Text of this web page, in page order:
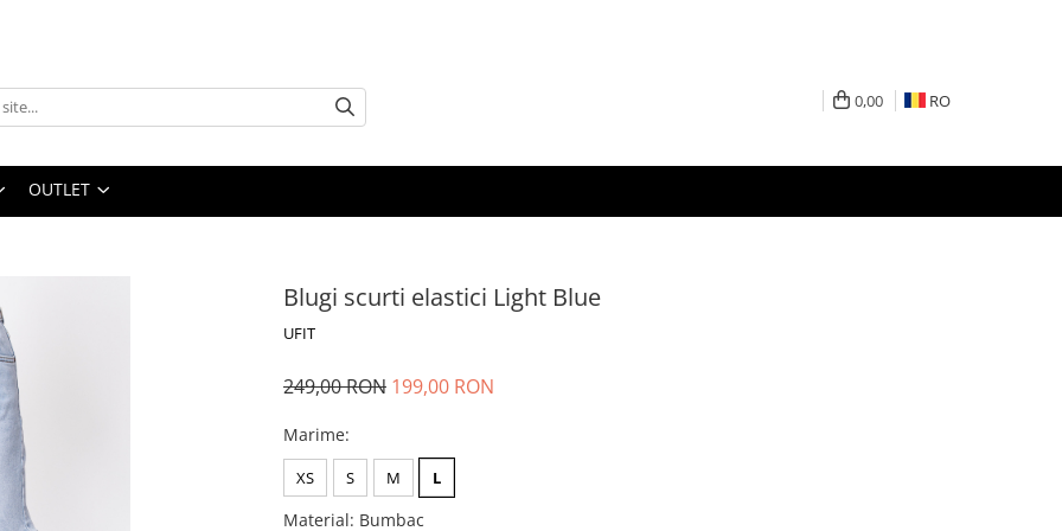
0,00 RO
OUTLET
Blugi scurti elastici Light Blue
UFIT
249,00 RON 199,00 RON
Marime:
XS S M L
Material: Bumbac